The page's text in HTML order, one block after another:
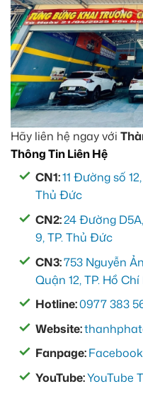
Hãy liên hệ ngay với
Thông Tin Liên Hệ
CN1:11 Đường số
Thủ Đức
CN2:24 Đường
9, TP. Thủ Đức
CN3:753 Nguyễn
Quận 12, TP. Hồ
Hotline:0977 383
Website:
Fanpage:
YouTube:YouTube